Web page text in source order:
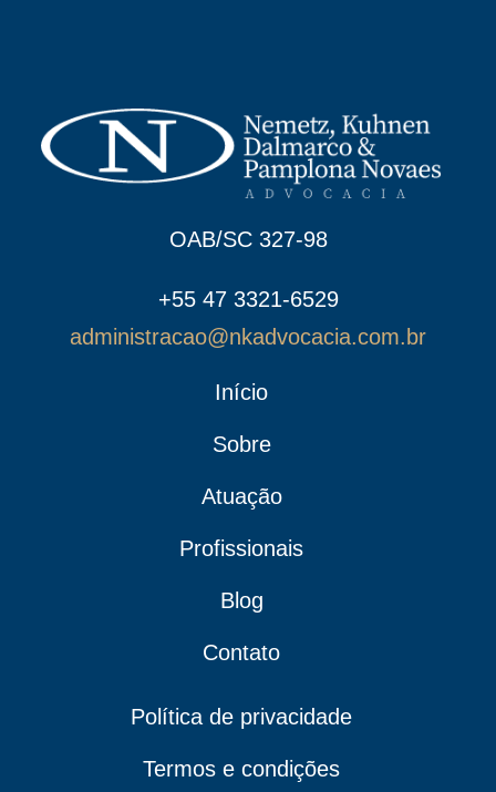
OAB/SC 327-98
+55 47 3321-6529
administracao@nkadvocacia.com.br
Início
Sobre
Atuação
Profissionais
Blog
Contato
Política de privacidade
Termos e condições